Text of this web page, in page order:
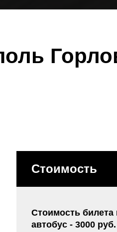
Стоимость
Стоимость
автобус - 3000 руб.